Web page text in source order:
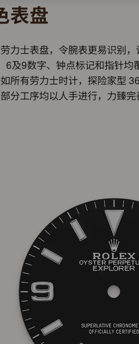
表盘
力士表盘，令腕表更易识别
6及9数字、钟点标记和指针均
所有劳力士时计，探险家型
分工序均以人手进行，力臻完